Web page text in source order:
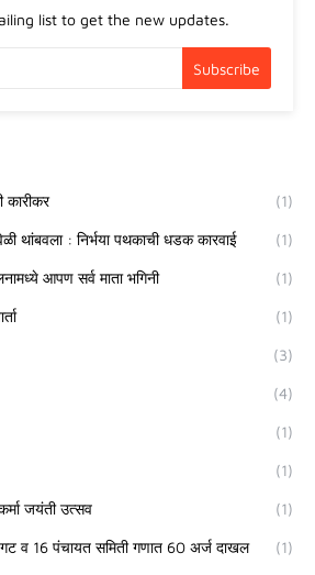
list to get the new updates.
कारीकर (1)
थांबवला : निर्भया पथकाची धडक कारवाई (1)
आपण सर्व माता भगिनी (1)
(1)
(3)
(4)
(1)
(1)
जयंती उत्सव (1)
व 16 पंचायत समिती गणात 60 अर्ज दाखल (1)